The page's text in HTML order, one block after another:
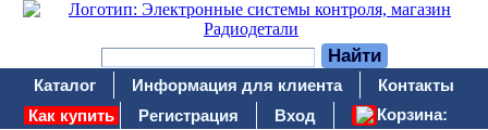
Каталог Информация для клиента
Контакты
Как купить
Регистрация Вход Корзина: